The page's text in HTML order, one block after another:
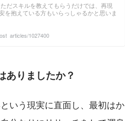
だスキルを教えてもらうだけでは、再現
を抱えている方もいらっしゃるかと思いま
1027400
ありましたか？
いう現実に直面し、最初はか